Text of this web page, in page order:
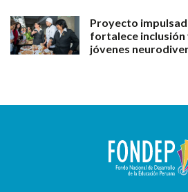
Proyecto
fortalece
jóvenes